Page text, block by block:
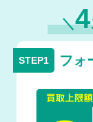
＼4
フォ